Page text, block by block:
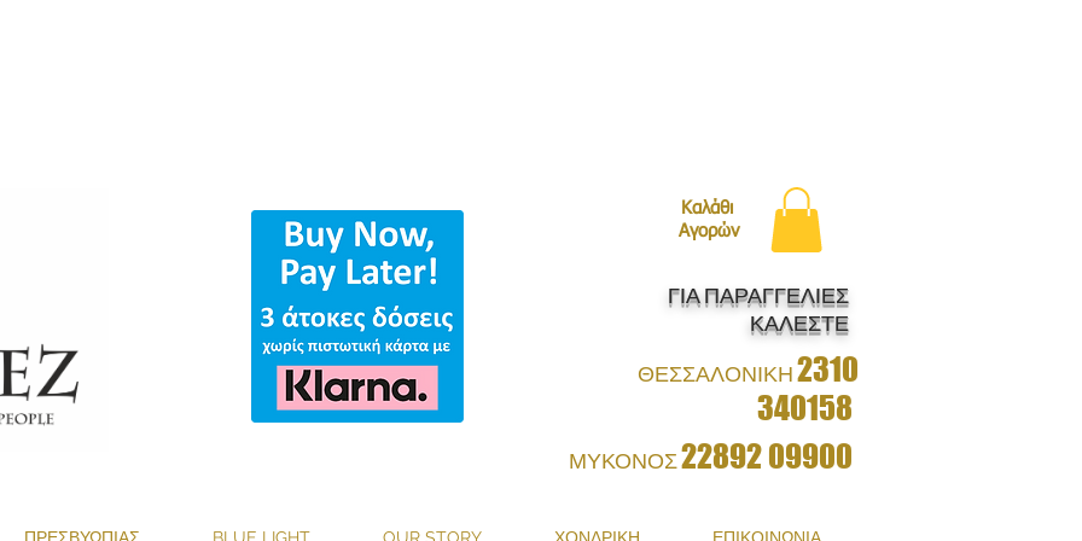
Καλάθι
Αγορών
ΓΙΑ ΠΑΡΑΓΓΕΛΙΕΣ
ΚΑΛΕΣΤΕ
ΘΕΣΣΑΛΟΝΙΚΗ2310
340158
ΜΥΚΟΝΟΣ22892 09900